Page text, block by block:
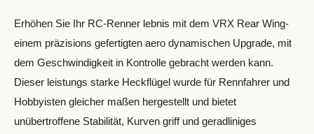
Erhöhen Sie Ihr RC-Renner lebnis mit dem VRX Rear Wing-
einem präzisions gefertigten aero dynamischen Upgrade, mit
dem Geschwindigkeit in Kontrolle gebracht werden kann.
Dieser leistungs starke Heckflügel wurde für Rennfahrer und
Hobbyisten gleicher maßen hergestellt und bietet
unübertroffene Stabilität, Kurven griff und geradliniges